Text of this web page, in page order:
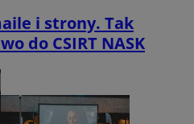
i strony. Tak
do CSIRT NASK